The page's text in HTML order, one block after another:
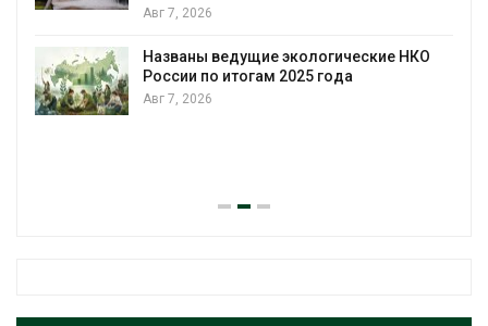
Авг 7, 2026
Названы ведущие экологические НКО
России по итогам 2025 года
Авг 7, 2026